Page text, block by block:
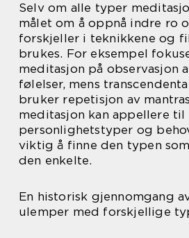
Selv om alle typer
målet om å oppnå indre ro
forskjeller i teknikkene og
brukes. For eksempel
meditasjon på observasjon
følelser, mens
bruker repetisjon av
meditasjon kan appellere til
personlighetstyper og
viktig å finne den typen
den enkelte.
En historisk gjennomgang
ulemper med forskjellige